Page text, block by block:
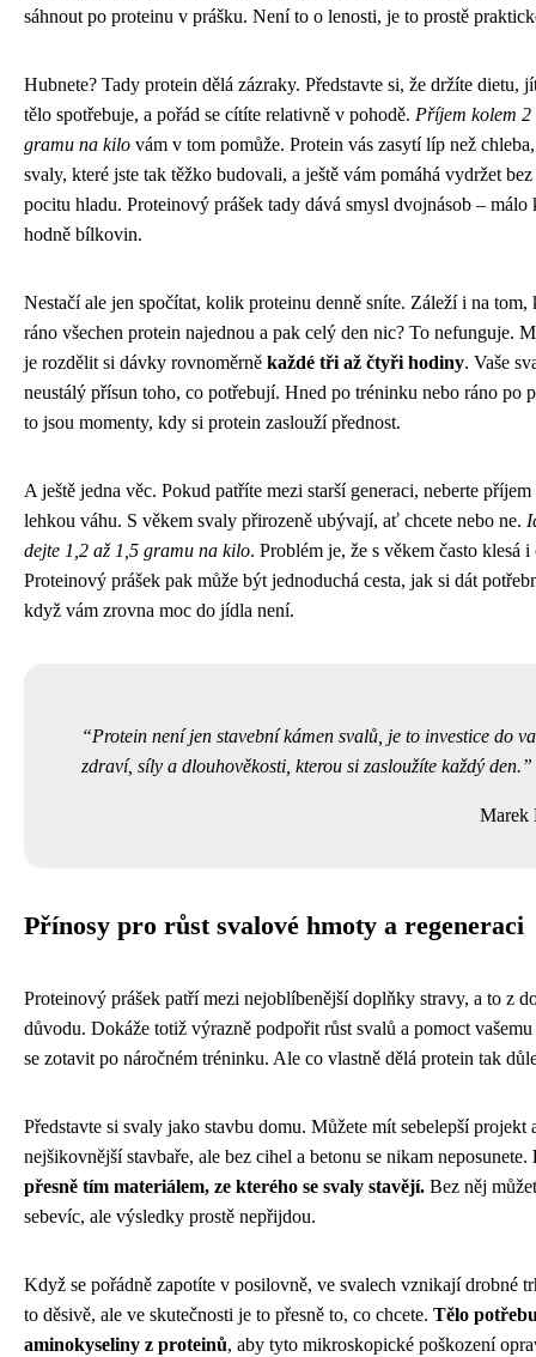
sáhnout po proteinu v prášku. Není to o lenosti, je to prostě
Hubnete? Tady protein dělá zázraky. Představte si, že držíte dietu,
tělo spotřebuje, a pořád se cítíte relativně v pohodě. Příjem kolem 2
gramu na kilo vám v tom pomůže. Protein vás zasytí líp než
svaly, které jste tak těžko budovali, a ještě vám pomáhá vydržet bez
pocitu hladu. Proteinový prášek tady dává smysl dvojnásob – málo
hodně bílkovin.
Nestačí ale jen spočítat, kolik proteinu denně sníte. Záleží i na tom,
ráno všechen protein najednou a pak celý den nic? To nefunguje.
je rozdělit si dávky rovnoměrně každé tři až čtyři hodiny. Vaše
neustálý přísun toho, co potřebují. Hned po tréninku nebo ráno po
to jsou momenty, kdy si protein zaslouží přednost.
A ještě jedna věc. Pokud patříte mezi starší generaci, neberte
lehkou váhu. S věkem svaly přirozeně ubývají, ať chcete nebo ne.
dejte 1,2 až 1,5 gramu na kilo. Problém je, že s věkem často klesá
Proteinový prášek pak může být jednoduchá cesta, jak si dát
když vám zrovna moc do jídla není.
Protein není jen stavební kámen svalů, je to investice do
zdraví, síly a dlouhověkosti, kterou si zasloužíte každý den.
Marek
Přínosy pro růst svalové hmoty a regeneraci
Proteinový prášek patří mezi nejoblíbenější doplňky stravy, a to z
důvodu. Dokáže totiž výrazně podpořit růst svalů a pomoct
se zotavit po náročném tréninku. Ale co vlastně dělá protein tak
Představte si svaly jako stavbu domu. Můžete mít sebelepší projekt
nejšikovnější stavbaře, ale bez cihel a betonu se nikam neposunete.
přesně tím materiálem, ze kterého se svaly stavějí. Bez něj
sebevíc, ale výsledky prostě nepřijdou.
Když se pořádně zapotíte v posilovně, ve svalech vznikají drobné
to děsivě, ale ve skutečnosti je to přesně to, co chcete. Tělo
aminokyseliny z proteinů, aby tyto mikroskopické poškození